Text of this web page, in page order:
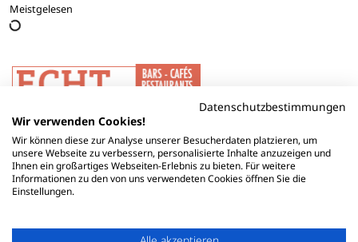
Meistgelesen
Datenschutzbestimmungen
Wir verwenden Cookies!
Wir können diese zur Analyse unserer Besucherdaten platzieren, um
unsere Webseite zu verbessern, personalisierte Inhalte anzuzeigen und
Ihnen ein großartiges Webseiten-Erlebnis zu bieten. Für weitere
Informationen zu den von uns verwendeten Cookies öffnen Sie die
Einstellungen.